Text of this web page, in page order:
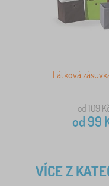
Látková
od 109
od 99
VÍCE Z